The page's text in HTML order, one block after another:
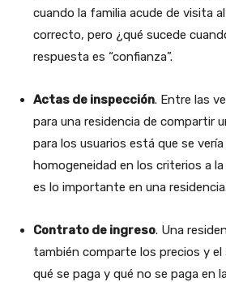
cuando la familia acude de visita
correcto, pero ¿qué sucede
respuesta es “confianza”.
Actas de inspección. Entre las
para una residencia de compartir
para los usuarios está que se
homogeneidad en los criterios a
es lo importante en una residencia.
Contrato de ingreso. Una
también comparte los precios y
qué se paga y qué no se paga en